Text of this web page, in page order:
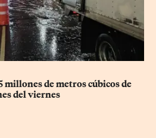
millones de metros cúbicos de
del viernes